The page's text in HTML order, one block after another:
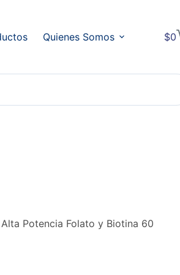
Quienes Somos $0
Potencia Folato y Biotina 60